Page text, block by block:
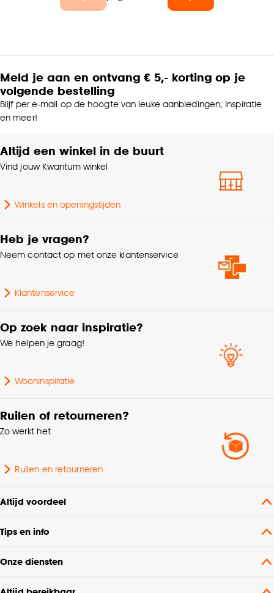
Meld je aan en ontvang € 5,- korting op je
volgende bestelling
Blijf per e-mail op de hoogte van leuke aanbiedingen, inspiratie
en meer!
Altijd een winkel in de buurt
Vind jouw Kwantum winkel
Winkels en openingstijden
Heb je vragen?
Neem contact op met onze klantenservice
Klantenservice
Op zoek naar inspiratie?
We helpen je graag!
Wooninspiratie
Ruilen of retourneren?
Zo werkt het
Ruilen en retourneren
Altijd voordeel
Tips en info
Onze diensten